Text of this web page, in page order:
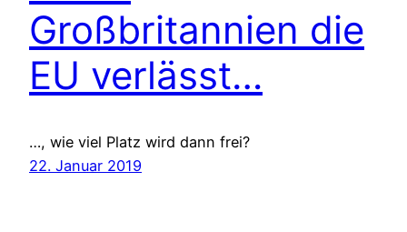
Großbritannien die
EU verlässt…
…, wie viel Platz wird dann frei?
22. Januar 2019